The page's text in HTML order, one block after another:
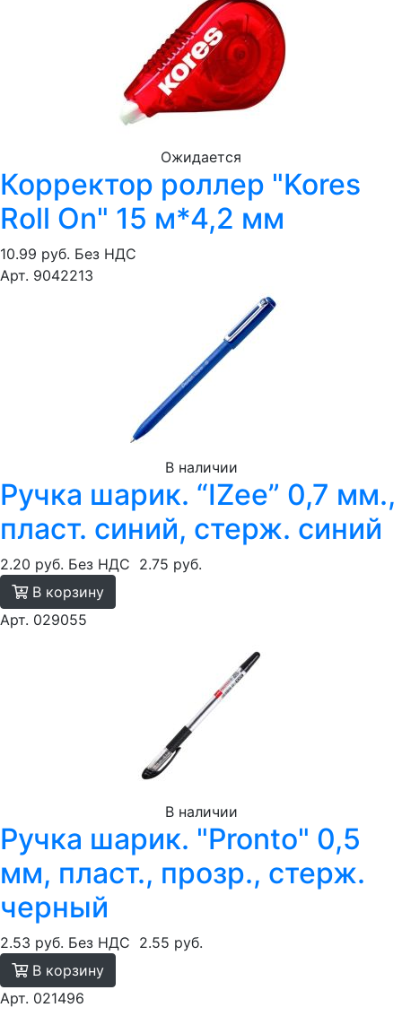
Ожидается
Корректор роллер "Kores
Roll On" 15 м*4,2 мм
10.99 руб. Без НДС
Арт. 9042213
В наличии
Ручка шарик. “IZee” 0,7 мм.,
пласт. синий, стерж. синий
2.20 руб. Без НДС 2.75 руб.
В корзину
Арт. 029055
В наличии
Ручка шарик. "Pronto" 0,5
мм, пласт., прозр., стерж.
черный
2.53 руб. Без НДС 2.55 руб.
В корзину
Арт. 021496